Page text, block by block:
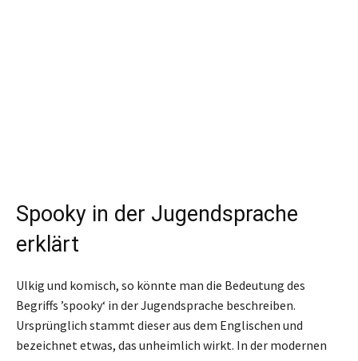
Spooky in der Jugendsprache
erklärt
Ulkig und komisch, so könnte man die Bedeutung des
Begriffs ’spooky‘ in der Jugendsprache beschreiben.
Ursprünglich stammt dieser aus dem Englischen und
bezeichnet etwas, das unheimlich wirkt. In der modernen